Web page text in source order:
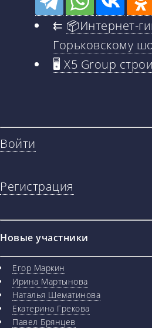
⇇ 📦Интернет-
Горьковскому
🖥️ X5 Group
Войти
Регистрация
Новые участники
Егор Маркин
Ирина Мартынова
Наталья Шематинова
Екатерина Грекова
Павел Брянцев